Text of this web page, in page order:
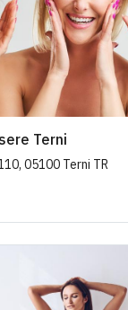
Terni
05100 Terni TR